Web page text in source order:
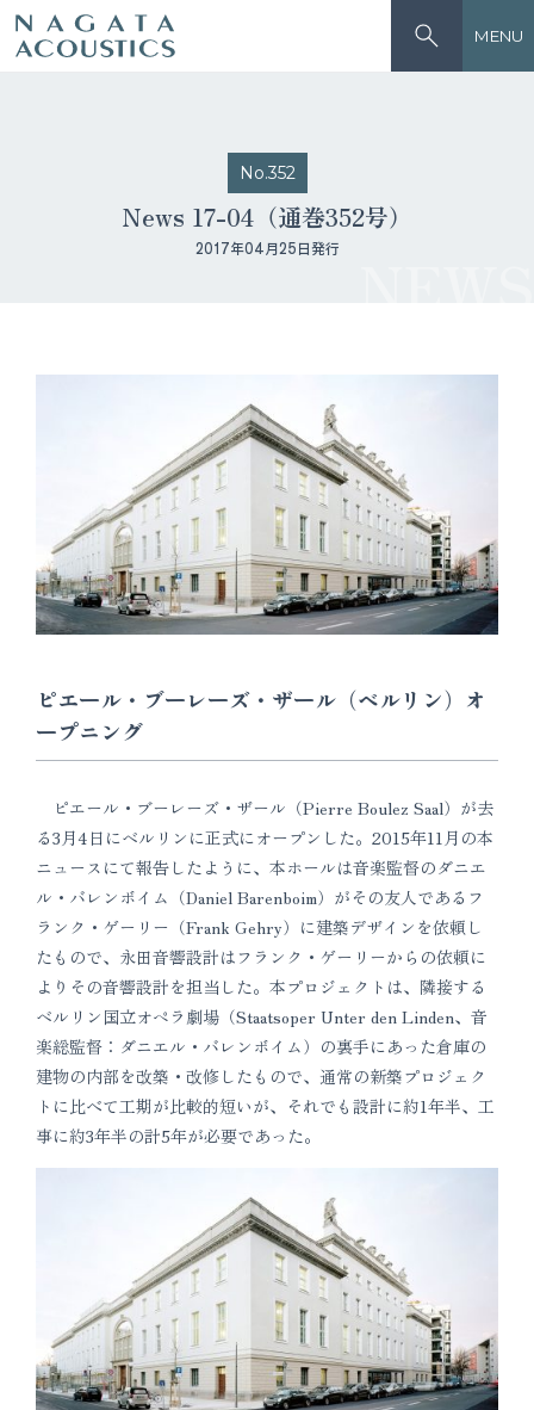
MENU
No.352
News 17-04（通巻352号）
2017年04月25日発行
ピエール・ブーレーズ・ザール（ベルリン）オ
ープニング
ピエール・ブーレーズ・ザール（Pierre Boulez Saal）が去
る3月4日にベルリンに正式にオープンした。2015年11月の本
ニュースにて報告したように、本ホールは音楽監督のダニエ
ル・バレンボイム（Daniel Barenboim）がその友人であるフ
ランク・ゲーリー（Frank Gehry）に建築デザインを依頼し
たもので、永田音響設計はフランク・ゲーリーからの依頼に
よりその音響設計を担当した。本プロジェクトは、隣接する
ベルリン国立オペラ劇場（Staatsoper Unter den Linden、音
楽総監督：ダニエル・バレンボイム）の裏手にあった倉庫の
建物の内部を改築・改修したもので、通常の新築プロジェク
トに比べて工期が比較的短いが、それでも設計に約1年半、工
事に約3年半の計5年が必要であった。